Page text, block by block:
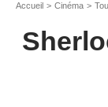
Accueil Cinéma